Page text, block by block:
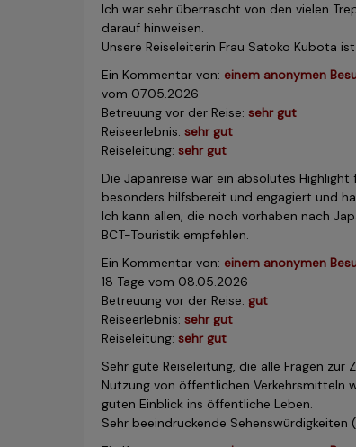
Ich war sehr überrascht von den vielen
darauf hinweisen.
Unsere Reiseleiterin Frau Satoko Kubota
Ein Kommentar von: einem anonymen
vom 07.05.2026
Betreuung vor der Reise: sehr gut
Reiseerlebnis: sehr gut
Reiseleitung: sehr gut
Die Japanreise war ein absolutes
besonders hilfsbereit und engagiert und
Ich kann allen, die noch vorhaben nach
BCT-Touristik empfehlen.
Ein Kommentar von: einem anonymen
18 Tage vom 08.05.2026
Betreuung vor der Reise: gut
Reiseerlebnis: sehr gut
Reiseleitung: sehr gut
Sehr gute Reiseleitung, die alle Fragen
Nutzung von öffentlichen Verkehrsmitteln
guten Einblick ins öffentliche Leben.
Sehr beeindruckende Sehenswürdigkeiten